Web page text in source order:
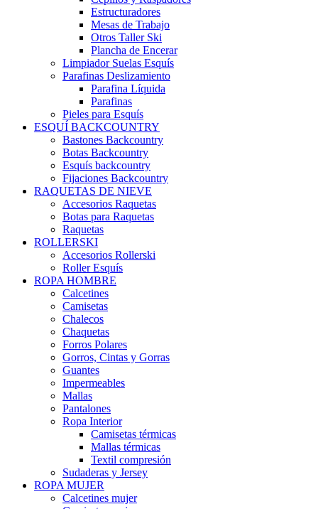
Estructuradores
Mesas de Trabajo
Otros Taller Ski
Plancha de Encerar
Limpiador Suelas Esquís
Parafinas Deslizamiento
Parafina Líquida
Parafinas
Pieles para Esquís
ESQUÍ BACKCOUNTRY
Bastones Backcountry
Botas Backcountry
Esquís backcountry
Fijaciones Backcountry
RAQUETAS DE NIEVE
Accesorios Raquetas
Botas para Raquetas
Raquetas
ROLLERSKI
Accesorios Rollerski
Roller Esquís
ROPA HOMBRE
Calcetines
Camisetas
Chalecos
Chaquetas
Forros Polares
Gorros, Cintas y Gorras
Guantes
Impermeables
Mallas
Pantalones
Ropa Interior
Camisetas térmicas
Mallas térmicas
Textil compresión
Sudaderas y Jersey
ROPA MUJER
Calcetines mujer